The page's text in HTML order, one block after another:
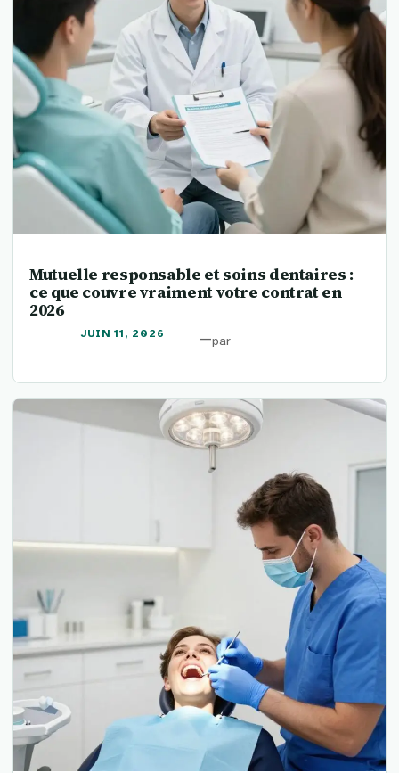
Mutuelle responsable et soins dentaires :
ce que couvre vraiment votre contrat en
2026
JUIN 11, 2026 —par